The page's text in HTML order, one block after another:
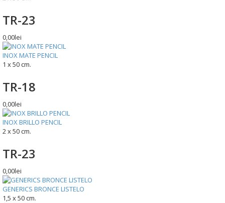
TR-23
0,00lei
INOX MATE PENCIL
1 x 50 cm.
TR-18
0,00lei
INOX BRILLO PENCIL
2 x 50 cm.
TR-23
0,00lei
GENERICS BRONCE LISTELO
1,5 x 50 cm.